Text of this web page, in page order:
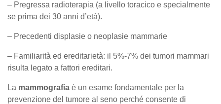
– Pregressa radioterapia (a livello toracico e specialmente
se prima dei 30 anni d’età).
– Precedenti displasie o neoplasie mammarie
– Familiarità ed ereditarietà: il 5%-7% dei tumori mammari
risulta legato a fattori ereditari.
La mammografia è un esame fondamentale per la
prevenzione del tumore al seno perché consente di